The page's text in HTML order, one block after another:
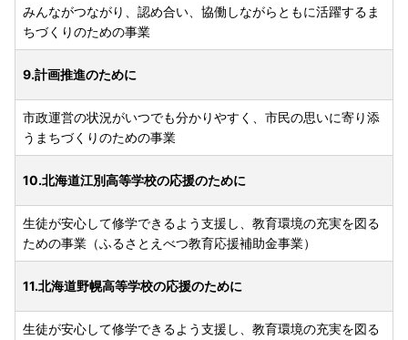
みんながつながり、認め合い、協働しながらともに活躍するま
ちづくりのための事業
9.計画推進のために
市政運営の状況がいつでも分かりやすく、市民の思いに寄り添
うまちづくりのための事業
10.北海道江別高等学校の応援のために
生徒が安心して修学できるよう支援し、教育環境の充実を図る
ための事業（ふるさとえべつ教育応援補助金事業）
11.北海道野幌高等学校の応援のために
生徒が安心して修学できるよう支援し、教育環境の充実を図る